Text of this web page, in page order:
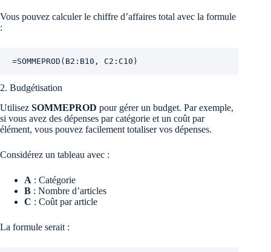
Vous pouvez calculer le chiffre d’affaires total avec la formule
:
=SOMMEPROD(B2:B10, C2:C10)
2. Budgétisation
Utilisez SOMMEPROD pour gérer un budget. Par exemple,
si vous avez des dépenses par catégorie et un coût par
élément, vous pouvez facilement totaliser vos dépenses.
Considérez un tableau avec :
A : Catégorie
B : Nombre d’articles
C : Coût par article
La formule serait :